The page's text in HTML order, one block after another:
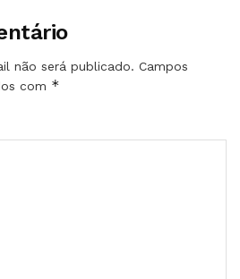
não será publicado. Campos
com *